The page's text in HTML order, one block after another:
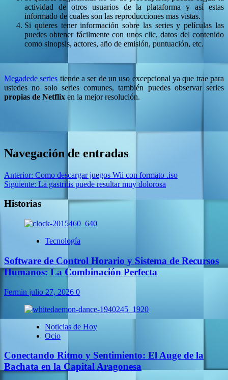
actividad de otros usuarios de la plataforma y así estas
informado de cuales son las reproducciones mas vistas.
Si quieres tener información sobre las series y películas las
puedes obtener fácilmente con unos clic, datos del contenido
como sinopsis, actores, año de emisión, puntuación, etc.
Megadede series tiende a ser de un uso excepcional ya que trae para
ustedes no solo series comunes, también puedes observar series
propias de Netflix en la mejor resolución.
Navegación de entradas
Anterior: Como descargar juegos Wii con formato .iso
Siguiente: La gastritis puede resultar muy dolorosa
Historias
Tecnología
Software de Control Horario y Sistema de Recursos
Humanos: La Combinación Perfecta
Fermin julio 27, 2026 0
Noticias de Hoy
Ocio
Conectando Ritmo y Sentimiento: El Auge de la
Bachata en la Capital Aragonesa